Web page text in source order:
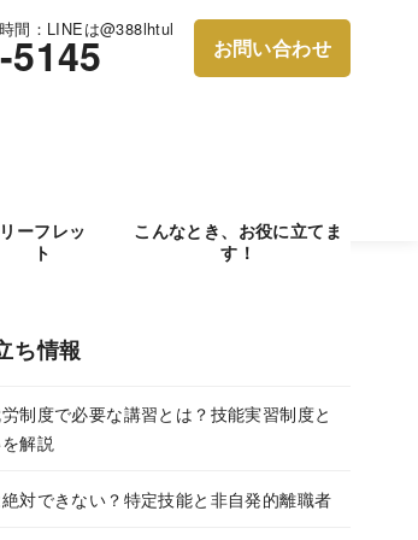
間：LINEは@388lhtul
5145 お問い合わせ
リーフレッ
ト
こんなとき、お役に立てま
す！
ち情報
制度で必要な講習とは？技能実習制度と
解説
対できない？特定技能と非自発的離職者